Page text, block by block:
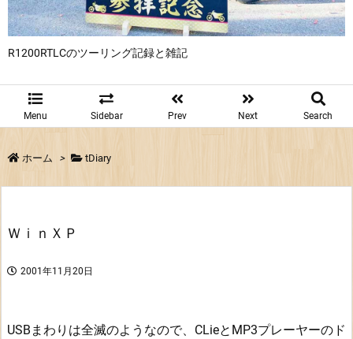
R1200RTLCのツーリング記録と雑記
Menu Sidebar Prev Next Search
ホーム > tDiary
ＷｉｎＸＰ
2001年11月20日
USBまわりは全滅のようなので、CLieとMP3プレーヤーのド